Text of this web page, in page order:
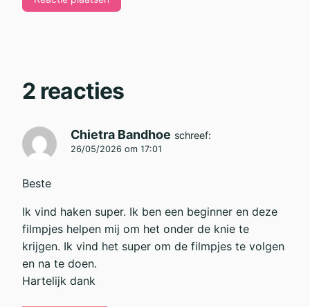
2 reacties
Chietra Bandhoe schreef:
26/05/2026 om 17:01
Beste
Ik vind haken super. Ik ben een beginner en deze
filmpjes helpen mij om het onder de knie te
krijgen. Ik vind het super om de filmpjes te volgen
en na te doen.
Hartelijk dank